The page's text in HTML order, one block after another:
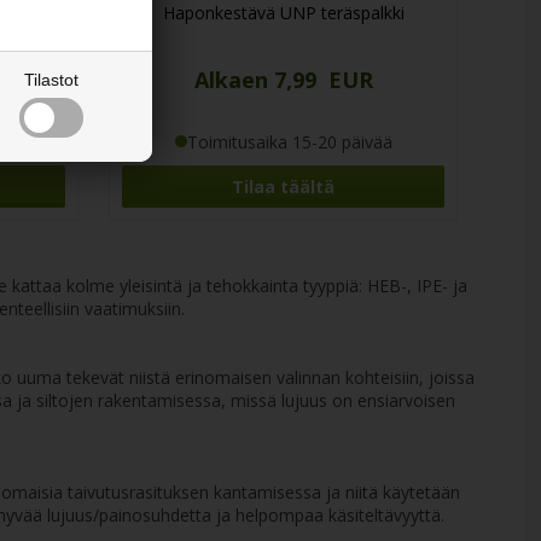
Tilastot
Haponkestävä UNP teräspalkki
Alkaen 7,99 EUR
Toimitusaika 15-20 päivää
Tilaa täältä
kolme yleisintä ja tehokkainta tyyppiä: HEB-, IPE- ja
vaatimuksiin.
uuma tekevät niistä erinomaisen valinnan kohteisiin, joissa
ja siltojen rakentamisessa, missä lujuus on ensiarvoisen
taivutusrasituksen kantamisessa ja niitä käytetään
lujuus/painosuhdetta ja helpompaa käsiteltävyyttä.